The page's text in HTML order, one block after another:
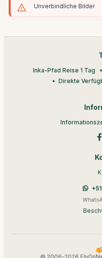
Unverbindliche Bilder
Inka-Pfad Reise 1 Tag
Direkte
© 2006-2026